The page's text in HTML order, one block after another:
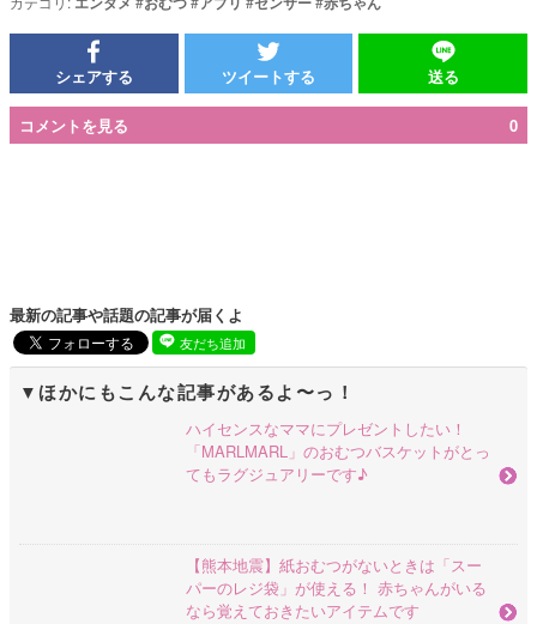
シェアする ツイートする 送る
コメントを見る 0
最新の記事や話題の記事が届くよ
友だち追加
ほかにもこんな記事があるよ〜っ！
ハイセンスなママにプレゼントしたい！
「MARLMARL」のおむつバスケットがとっ
てもラグジュアリーです♪
【熊本地震】紙おむつがないときは「スー
パーのレジ袋」が使える！ 赤ちゃんがいる
なら覚えておきたいアイテムです